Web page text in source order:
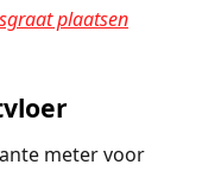
plaatsen
meter voor